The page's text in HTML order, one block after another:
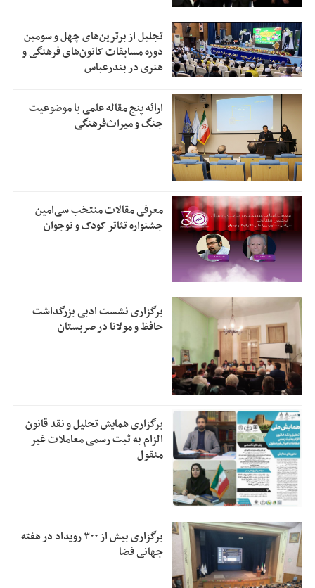
تجلیل از بر‌ترین‌های چهل و سومین
دوره مسابقات کانون‌های فرهنگی و
هنری در بندرعباس
ارائه پنج مقاله علمی با موضوعیت
جنگ و میراث‌فرهنگی
معرفی مقالات منتخب سی‌امین
جشنواره تئاتر کودک و نوجوان
برگزاری نشست ادبی بزرگداشت
حافظ و مولانا در صربستان
برگزاری همایش تحلیل و نقد قانون
الزام به ثبت رسمی معاملات غیر
منقول
برگزاری بیش از ۳۰۰ رویداد در هفته
جهانی فضا